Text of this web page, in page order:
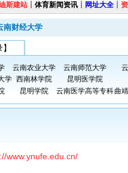
斯建站 ┊ 体育新闻资讯 ┊ 网址大全 ┊
南财经大学
云南农业大学 云南师范大学
学 西南林学院
昆明医学院
昆明学院 云南医学高等专科曲
www.ynufe.edu.cn/